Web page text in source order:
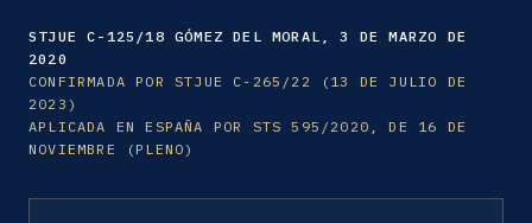
STJUE C-125/18 GÓMEZ DEL MORAL, 3 DE MARZO DE
2020
CONFIRMADA POR STJUE C-265/22 (13 DE JULIO DE
2023)
APLICADA EN ESPAÑA POR STS 595/2020, DE 16 DE
NOVIEMBRE (PLENO)